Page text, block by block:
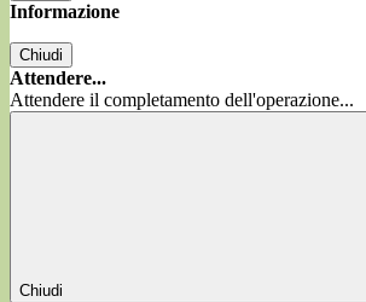
Informazione
Chiudi
Attendere...
Attendere il completamento dell'operazione...
Chiudi